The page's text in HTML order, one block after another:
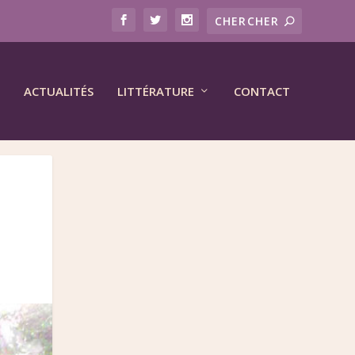
ACTUALITÉS LITTÉRATURE CONTACT